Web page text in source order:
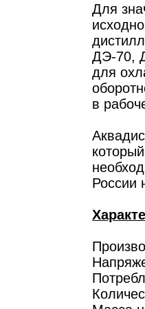
Для
ДЭ-70,
для
в
России